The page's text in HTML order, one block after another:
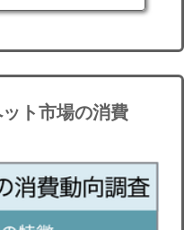
ト市場の消費